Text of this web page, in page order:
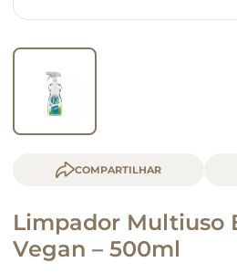
COMPARTILHAR
Limpador Multiuso
Vegan – 500ml